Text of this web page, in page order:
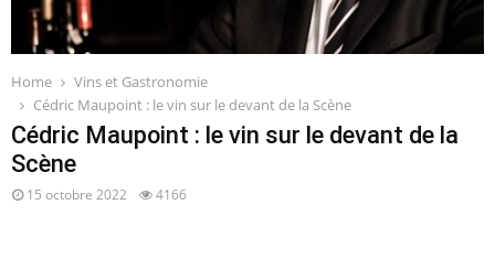
Home
Vins et Gastronomie
Cédric Maupoint : le vin sur le devant de la Scène
Cédric Maupoint : le vin sur le devant de la
Scène
15 octobre 2022 4166